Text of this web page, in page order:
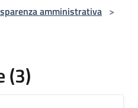
amministrativa >
(3)